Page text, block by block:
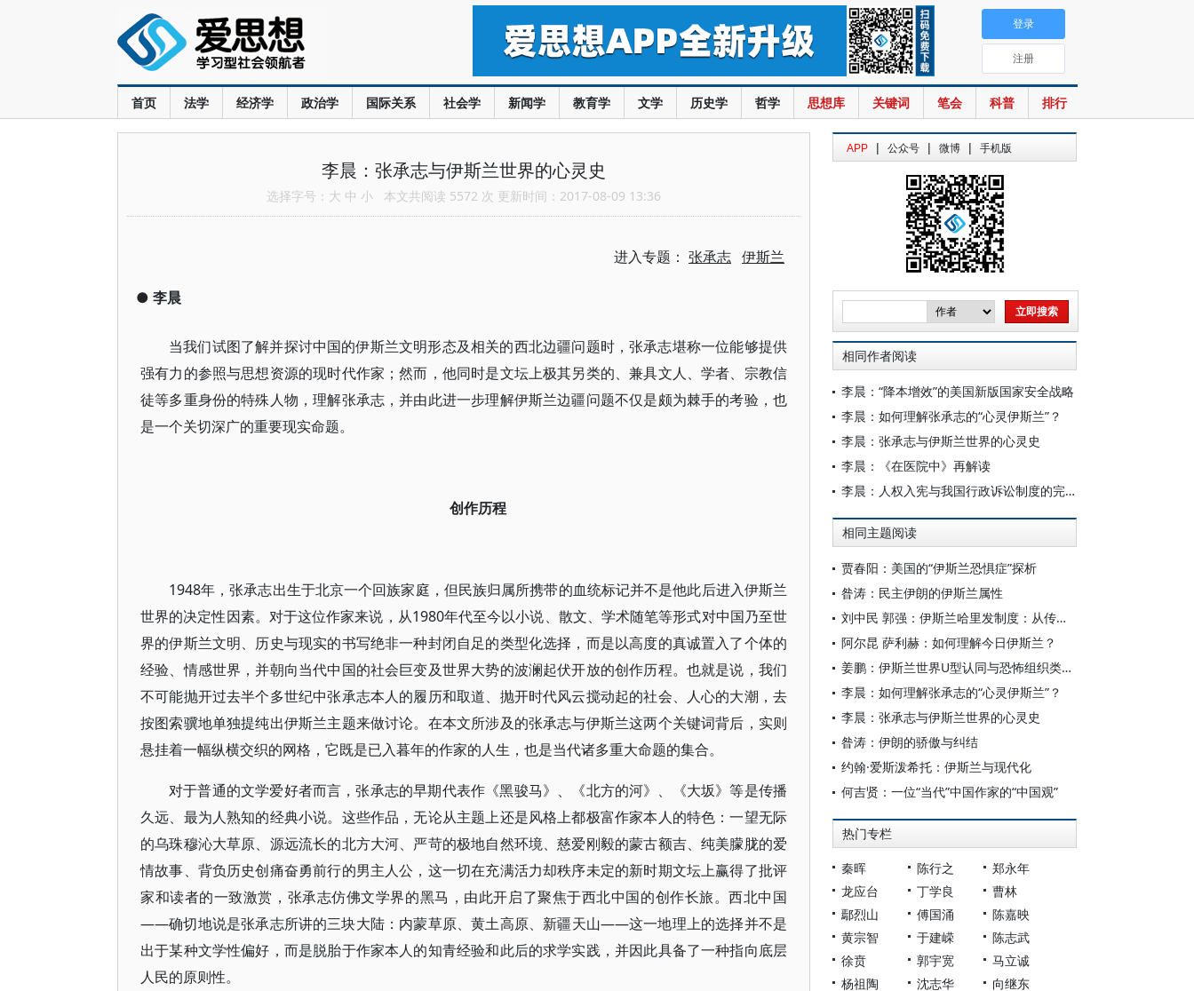
首页 法学 经济学 政治学 国际关系 社会学 新闻学 教育学 文学 历史学 哲学 思想库 关键词 笔会 科普 排行
登录
注册
李晨：张承志与伊斯兰世界的心灵史
选择字号： 大 中 小 本文共阅读 5572 次 更新时间：2017-08-09 13:36
进入专题： 张承志 伊斯兰
● 李晨
当我们试图了解并探讨中国的伊斯兰文明形态及相关的西北边疆问题时，张承志堪称一位能够提供
强有力的参照与思想资源的现时代作家；然而，他同时是文坛上极其另类的、兼具文人、学者、宗教信
徒等多重身份的特殊人物，理解张承志，并由此进一步理解伊斯兰边疆问题不仅是颇为棘手的考验，也
是一个关切深广的重要现实命题。
创作历程
1948年，张承志出生于北京一个回族家庭，但民族归属所携带的血统标记并不是他此后进入伊斯兰
世界的决定性因素。对于这位作家来说，从1980年代至今以小说、散文、学术随笔等形式对中国乃至世
界的伊斯兰文明、历史与现实的书写绝非一种封闭自足的类型化选择，而是以高度的真诚置入了个体的
经验、情感世界，并朝向当代中国的社会巨变及世界大势的波澜起伏开放的创作历程。也就是说，我们
不可能抛开过去半个多世纪中张承志本人的履历和取道、抛开时代风云搅动起的社会、人心的大潮，去
按图索骥地单独提纯出伊斯兰主题来做讨论。在本文所涉及的张承志与伊斯兰这两个关键词背后，实则
悬挂着一幅纵横交织的网格，它既是已入暮年的作家的人生，也是当代诸多重大命题的集合。
对于普通的文学爱好者而言，张承志的早期代表作《黑骏马》、《北方的河》、《大坂》等是传播
久远、最为人熟知的经典小说。这些作品，无论从主题上还是风格上都极富作家本人的特色：一望无际
的乌珠穆沁大草原、源远流长的北方大河、严苛的极地自然环境、慈爱刚毅的蒙古额吉、纯美朦胧的爱
情故事、背负历史创痛奋勇前行的男主人公，这一切在充满活力却秩序未定的新时期文坛上赢得了批评
家和读者的一致激赏，张承志仿佛文学界的黑马，由此开启了聚焦于西北中国的创作长旅。西北中国
——确切地说是张承志所讲的三块大陆：内蒙草原、黄土高原、新疆天山——这一地理上的选择并不是
出于某种文学性偏好，而是脱胎于作家本人的知青经验和此后的求学实践，并因此具备了一种指向底层
人民的原则性。
APP | 公众号 | 微博 | 手机版
相同作者阅读
李晨：“降本增效”的美国新版国家安全战略
李晨：如何理解张承志的“心灵伊斯兰”？
李晨：张承志与伊斯兰世界的心灵史
李晨：《在医院中》再解读
李晨：人权入宪与我国行政诉讼制度的完善
相同主题阅读
贾春阳：美国的“伊斯兰恐惧症”探析
昝涛：民主伊朗的伊斯兰属性
刘中民 郭强：伊斯兰哈里发制度：从传统理想到现实困境
阿尔昆 萨利赫：如何理解今日伊斯兰？
姜鹏：伊斯兰世界U型认同与恐怖组织类型关联性研究
李晨：如何理解张承志的“心灵伊斯兰”？
李晨：张承志与伊斯兰世界的心灵史
昝涛：伊朗的骄傲与纠结
约翰·爱斯泼希托：伊斯兰与现代化
何吉贤：一位“当代”中国作家的“中国观”
热门专栏
秦晖 陈行之
郑永年
龙应台
丁学良
曹林
鄢烈山
傅国涌
陈嘉映
黄宗智
于建嵘
陈志武
徐贲
郭宇宽
马立诚
杨祖陶
沈志华
向继东